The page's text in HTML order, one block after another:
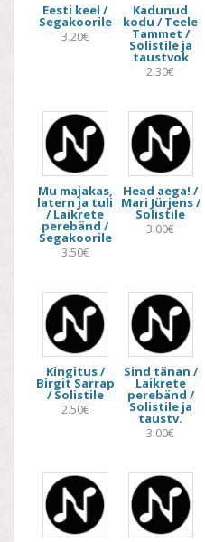
Eesti keel /
Segakoorile
3.20€
Kadunud
kodu / Teele
Tammet /
Solistile ja
taustvok
2.30€
Mu majakas,
latern ja tuli
/ Laikrete
perebänd /
Segakoorile
3.50€
Head aega! /
Mari Jürjens /
Solistile
3.00€
Kingitus /
Birgit Sarrap
/ Solistile
2.50€
Sind tänan /
Laikrete
perebänd /
Solistile ja
taustv.
3.00€